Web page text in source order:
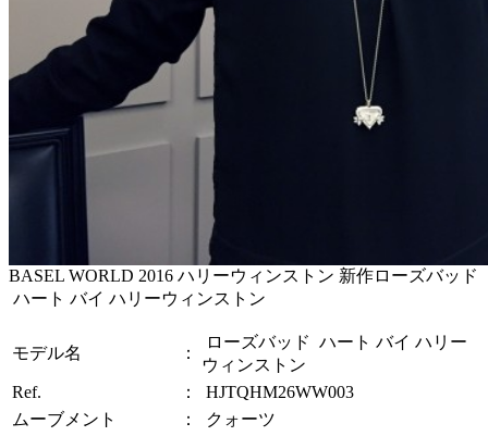
BASEL WORLD 2016 ハリーウィンストン 新作ローズバッド
ハート バイ ハリーウィンストン
モデル名 ：
ローズバッド ハート バイ ハリー
ウィンストン
Ref.
：
HJTQHM26WW003
ムーブメント
：
クォーツ